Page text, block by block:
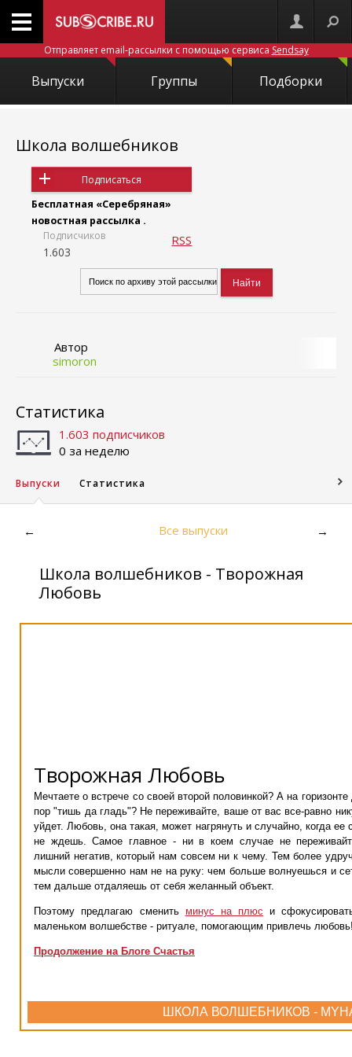
Отправляет email-рассылки с помощью сервиса Sendsay
Выпуски Группы Подборки
Школа волшебников
Подписаться
Бесплатная «Серебряная»
новостная рассылка .
Подписчиков
1.603
RSS
Автор
simoron
Статистика
1.603 подписчиков
0 за неделю
Выпуски Статистика
← Все выпуски →
Школа волшебников - Творожная
Любовь
Творожная Любовь
Мечтаете о встрече со своей второй половинкой? А на горизонте
пор "тишь да гладь"? Не переживайте, ваше от вас все-равно
уйдет. Любовь, она такая, может нагрянуть и случайно, когда ее
не ждешь. Самое главное - ни в коем случае не
лишний негатив, который нам совсем ни к чему. Тем более
мысли совершенно нам не на руку: чем больше волнуешься и
тем дальше отдаляешь от себя желанный объект.
Поэтому предлагаю сменить минус на плюс и
маленьком волшебстве - ритуале, помогающим привлечь
Продолжение на Блоге Счастья
ШКОЛА ВОЛШЕБНИКОВ -